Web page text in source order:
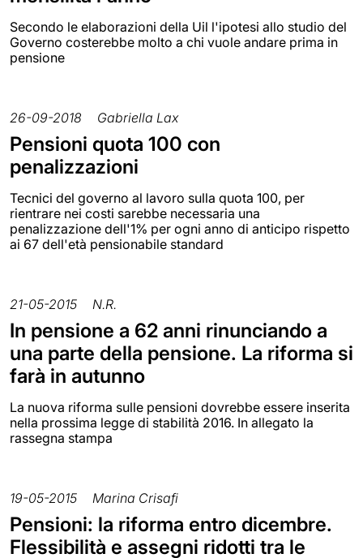
Secondo le elaborazioni della Uil l'ipotesi allo studio del
Governo costerebbe molto a chi vuole andare prima in
pensione
26-09-2018 Gabriella Lax
Pensioni quota 100 con
penalizzazioni
Tecnici del governo al lavoro sulla quota 100, per
rientrare nei costi sarebbe necessaria una
penalizzazione dell'1% per ogni anno di anticipo rispetto
ai 67 dell'età pensionabile standard
21-05-2015 N.R.
In pensione a 62 anni rinunciando a
una parte della pensione. La riforma si
farà in autunno
La nuova riforma sulle pensioni dovrebbe essere inserita
nella prossima legge di stabilità 2016. In allegato la
rassegna stampa
19-05-2015 Marina Crisafi
Pensioni: la riforma entro dicembre.
Flessibilità e assegni ridotti tra le